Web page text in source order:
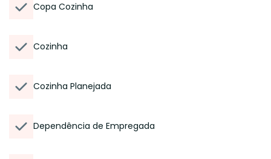
Copa Cozinha
Cozinha
Cozinha Planejada
Dependência de Empregada